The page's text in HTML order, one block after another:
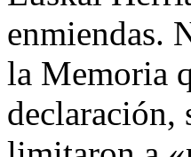
enmiendas.
la Memoria
declaración,